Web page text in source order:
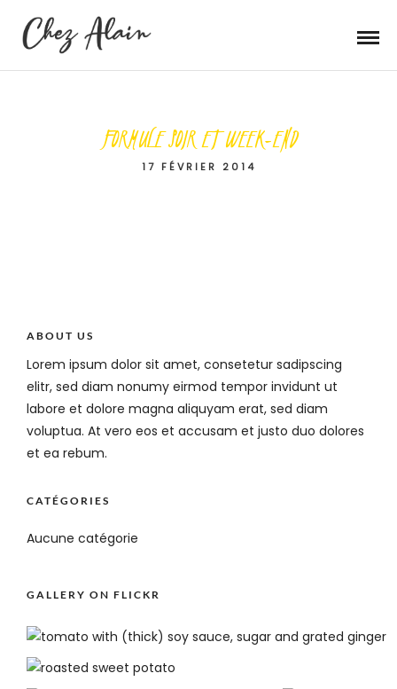
FORMULE SOIR ET WEEK-END
17 FÉVRIER 2014
ABOUT US
Lorem ipsum dolor sit amet, consetetur sadipscing
elitr, sed diam nonumy eirmod tempor invidunt ut
labore et dolore magna aliquyam erat, sed diam
voluptua. At vero eos et accusam et justo duo dolores
et ea rebum.
CATÉGORIES
Aucune catégorie
GALLERY ON FLICKR